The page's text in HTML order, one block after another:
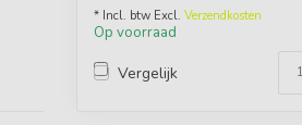
* Incl. btw Excl. Verzendkosten
Op voorraad
Vergelijk